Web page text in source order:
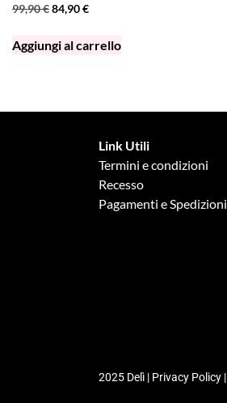
99,90€84,90€
Aggiungi al carrello
Link Utili
Termini e condizioni
Recesso
Pagamenti e Spedizioni
2025 Delì | Privacy Policy|